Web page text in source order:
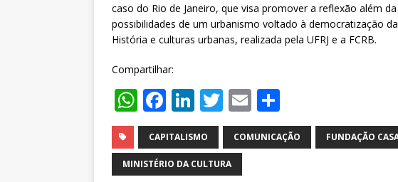
caso do Rio de Janeiro, que visa promover a reflexão além
possibilidades de um urbanismo voltado à democratização
História e culturas urbanas, realizada pela UFRJ e a FCRB.
Compartilhar:
W
h
at
s
F
a
c
e
Li
n
k
e
T
w
it
te
E
m
ai
h
ar
CAPITALISMO COMUNICAÇÃO FUNDAÇÃO
MINISTÉRIO DA CULTURA